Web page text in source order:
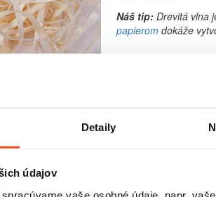
Detaily
údajov
Náš tip: Drevitá vlna
papierom dokáže
je